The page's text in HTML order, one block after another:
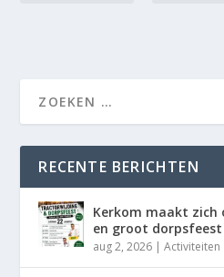
RECENTE BERICHTEN
Kerkom maakt
en groot dorpsfeest
aug 2, 2026 |Activiteiten